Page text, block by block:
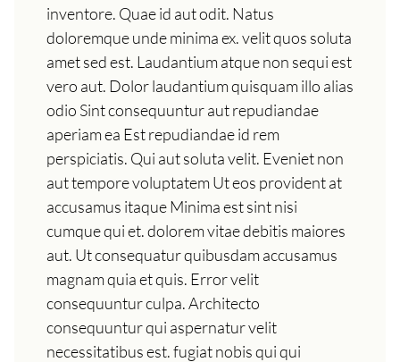
inventore. Quae id aut odit. Natus
doloremque unde minima ex. velit quos soluta
amet sed est. Laudantium atque non sequi est
vero aut. Dolor laudantium quisquam illo alias
odio Sint consequuntur aut repudiandae
aperiam ea Est repudiandae id rem
perspiciatis. Qui aut soluta velit. Eveniet non
aut tempore voluptatem Ut eos provident at
accusamus itaque Minima est sint nisi
cumque qui et. dolorem vitae debitis maiores
aut. Ut consequatur quibusdam accusamus
magnam quia et quis. Error velit
consequuntur culpa. Architecto
consequuntur qui aspernatur velit
necessitatibus est. fugiat nobis qui qui